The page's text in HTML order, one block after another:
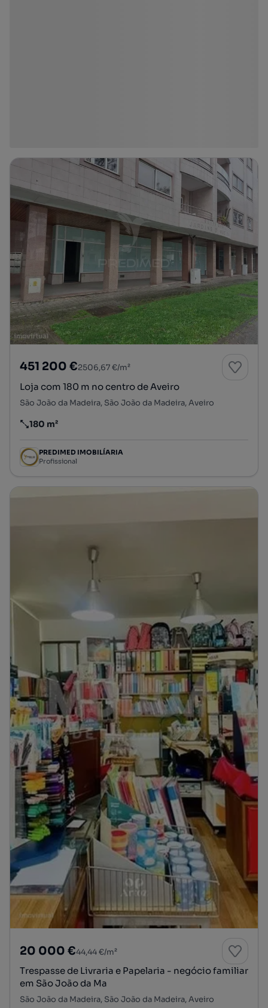
451 200 €2506,67 €/m²
Loja com 180 m no centro de Aveiro
São João da Madeira, São João da Madeira, Aveiro
Preço por metro quadrado
180 m²
PREDIMED IMOBILÍARIA
Profissional
20 000 €44,44 €/m²
Trespasse de Livraria e Papelaria - negócio familiar
em São João da Ma
São João da Madeira, São João da Madeira, Aveiro